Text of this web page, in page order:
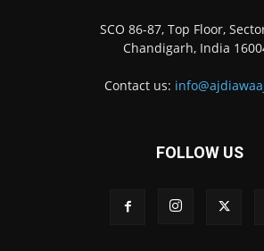
SCO 86-87, Top Floor,
Chandigarh, India
Contact us:
FOLLOW US